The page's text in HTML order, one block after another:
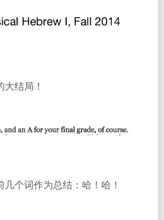
结局！
个词作为总结：哈！哈！